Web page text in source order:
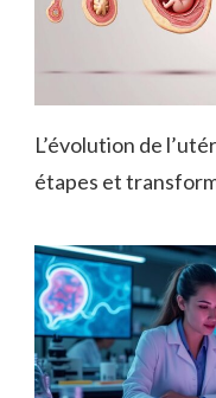
L’évolution de
étapes et